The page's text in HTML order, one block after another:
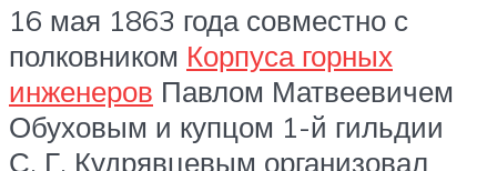
16 мая 1863 года совместно с
полковником Корпуса горных
инженеров Павлом Матвеевичем
Обуховым и купцом 1-й гильдии
С. Г. Кудрявцевым организовал